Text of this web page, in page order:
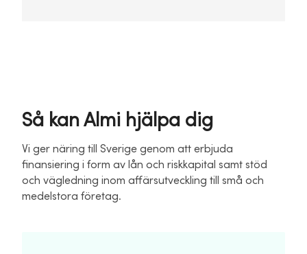
Så kan Almi hjälpa dig
Vi ger näring till Sverige genom att erbjuda
finansiering i form av lån och riskkapital samt stöd
och vägledning inom affärsutveckling till små och
medelstora företag.